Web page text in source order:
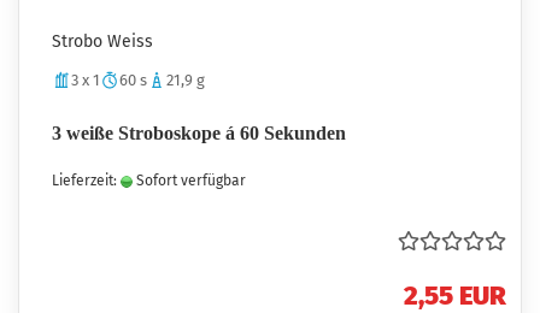
Strobo Weiss
3 x 1 60 s 21,9 g
3 weiße Stroboskope á 60 Sekunden
Lieferzeit: Sofort verfügbar
2,55 EUR